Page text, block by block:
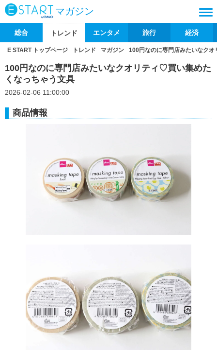
マガジン
総合 トレンド エンタメ 旅行 経済
E START トップページ トレンド マガジン 100円なのに専門店みたいなク
100円なのに専門店みたいなクオリティ♡買い集めた
くなっちゃう文具
2026-02-06 11:00:00
商品情報